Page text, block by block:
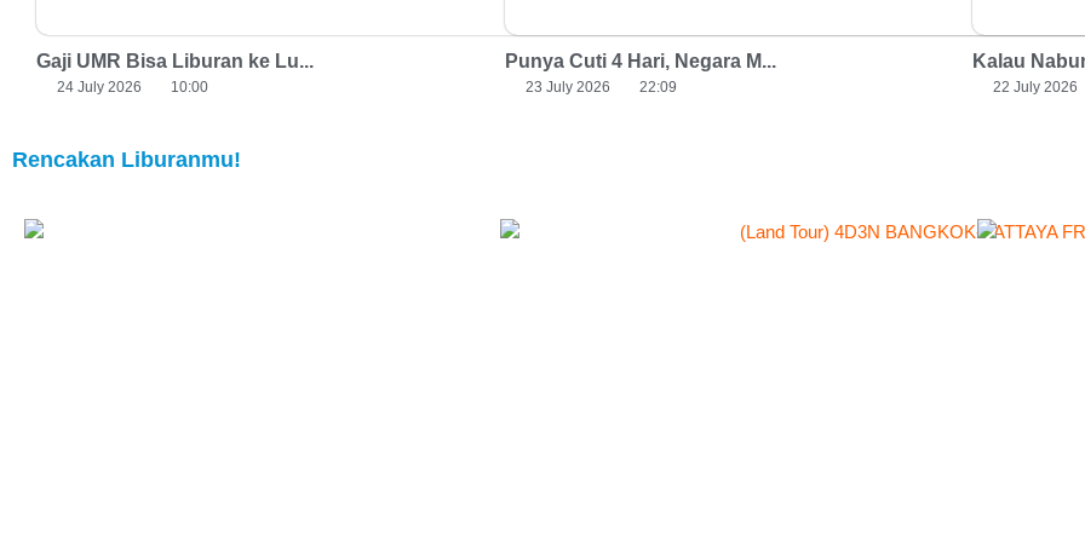
Gaji UMR Bisa Liburan ke Lu...
24 July 2026 10:00
Punya Cuti 4 Hari, Negara M...
23 July 2026 22:09
Kalau
22 July 2026
Rencakan Liburanmu!